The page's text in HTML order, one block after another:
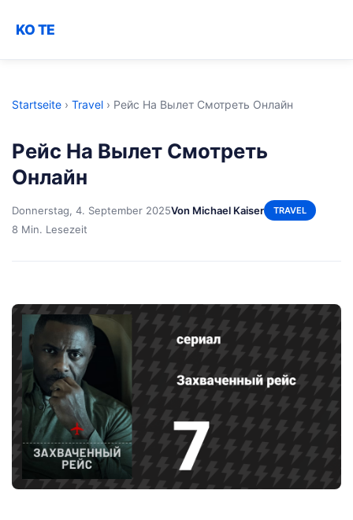
KO TE
Startseite › Travel › Рейс На Вылет Смотреть Онлайн
Рейс На Вылет Смотреть
Онлайн
Donnerstag, 4. September 2025Von Michael Kaiser TRAVEL
8 Min. Lesezeit